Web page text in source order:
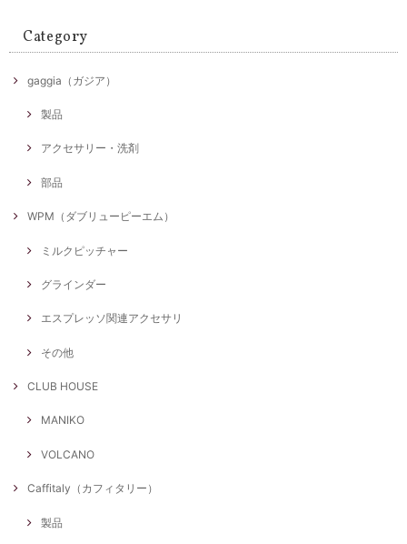
Category
gaggia（ガジア）
製品
アクセサリー・洗剤
部品
WPM（ダブリューピーエム）
ミルクピッチャー
グラインダー
エスプレッソ関連アクセサリ
その他
CLUB HOUSE
MANIKO
VOLCANO
Caffitaly（カフィタリー）
製品